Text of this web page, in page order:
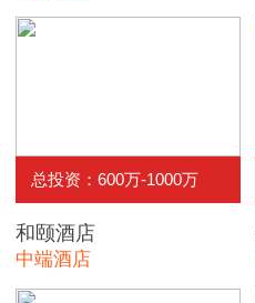
总投资：600万-1000万
和颐酒店
中端酒店